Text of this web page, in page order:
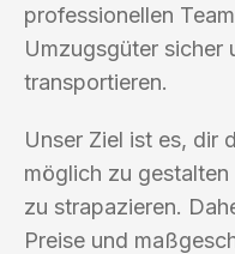
professionellen
Umzugsgüter sicher
transportieren.
Unser Ziel ist es, dir
möglich zu
zu strapazieren.
Preise und